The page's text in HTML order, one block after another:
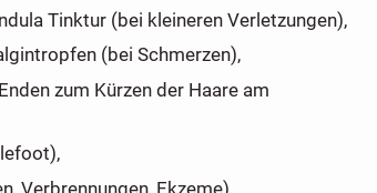
Tinktur (bei kleineren Verletzungen),
(bei Schmerzen),
zum Kürzen der Haare am
Verbrennungen, Ekzeme).